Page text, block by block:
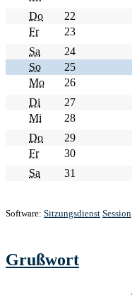
Do
22
Fr
23
Sa
24
So
25
Mo
26
Di
27
Mi
28
Do
29
Fr
30
Sa
31
Software: Sitzungsdienst Session
Grußwort